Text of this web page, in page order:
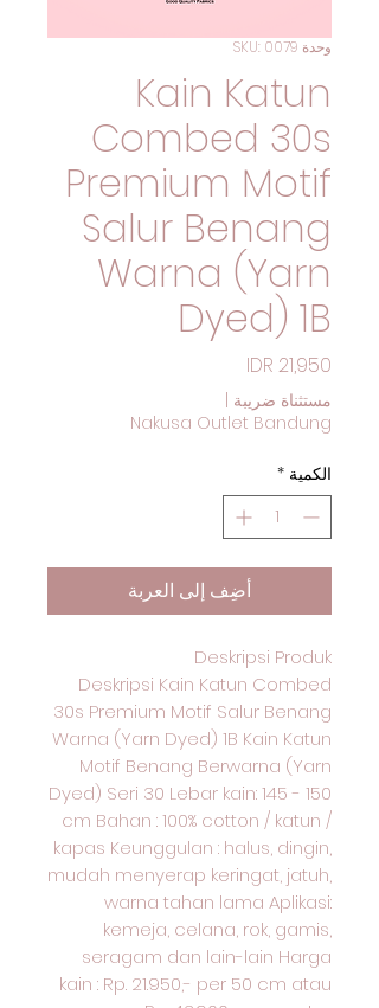
وحدة SKU: 0079
Kain Katun
Combed 30s
Premium Motif
Salur Benang
Warna (Yarn
Dyed) 1B
مستثناة ضريبة
Nakusa Outlet Bandung
الكمية *
أضِف إلى العربة
Deskripsi Produk
Deskripsi Kain Katun Combed
30s Premium Motif Salur Benang
Warna (Yarn Dyed) 1B Kain Katun
Motif Benang Berwarna (Yarn
Dyed) Seri 30 Lebar kain: 145 - 150
cm Bahan : 100% cotton / katun /
kapas Keunggulan : halus, dingin,
mudah menyerap keringat, jatuh,
warna tahan lama Aplikasi:
kemeja, celana, rok, gamis,
seragam dan lain-lain Harga
kain : Rp. 21.950,- per 50 cm atau